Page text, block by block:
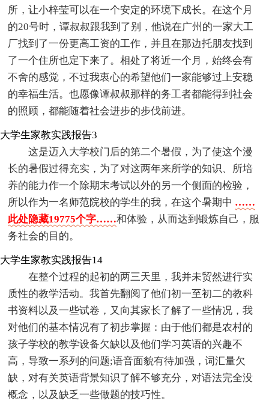
所，让小梓莹可以在一个安定的环境下成长。在这个月
的20号时，谭叔叔跟我到了别，他说在广州的一家大工
厂找到了一份更高工资的工作，并且在那边托朋友找到
了一个住所也定下来了。相处了将近一个月，始终会有
不舍的感觉，不过我衷心的希望他们一家能够过上安稳
的幸福生活。也愿像谭叔叔那样的务工者都能得到社会
的照顾，都能随着社会进步的步伐前进。
大学生家教实践报告3
这是迈入大学校门后的第二个暑假，为了使这个漫
长的暑假过得充实，为了对这两年来所学的知识、所培
养的能力作一个除期末考试以外的另一个侧面的检验，
所以作为一名师范院校的学生的我，在这个暑期中 ……
此处隐藏19775个字……和体验，从而达到锻炼自己，服
务社会的目的。
大学生家教实践报告14
在整个过程的起初的两三天里，我并未贸然进行实
质性的教学活动。我首先翻阅了他们初一至初二的教科
书资料以及一些试卷，又向其家长了解了一些情况，我
对他们的基本情况有了初步掌握：由于他们都是农村的
孩子学校的教学设备欠缺以及他们学习英语的兴趣不
高，导致一系列的问题;语音面貌有待加强，词汇量欠
缺，对有关英语背景知识了解不够充分，对语法完全没
概念，以及缺乏一些做题的技巧性。